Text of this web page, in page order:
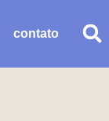
contato